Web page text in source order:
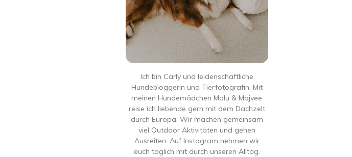
Ich bin Carly und leidenschaftliche
Hundebloggerin und Tierfotografin. Mit
meinen Hundemädchen Malu & Majvee
reise ich liebende gern mit dem Dachzelt
durch Europa. Wir machen gemeinsam
viel Outdoor Aktivitäten und gehen
Ausreiten. Auf Instagram nehmen wir
euch täglich mit durch unseren Alltag.